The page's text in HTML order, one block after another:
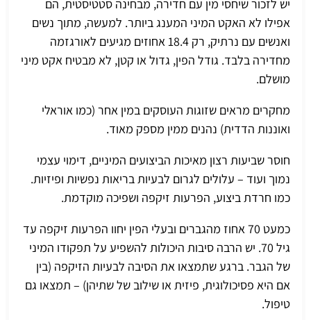
יש לזכור שיחסי מין עם חדירה, מבחינה סטטיסטית, הם
אפילו לא האקט המיני המענג ביותר. למעשה, מתוך נשים
ואנשים עם נרתיק, רק 18.4 אחוזים מגיעים לאורגזמה
מחדירה בלבד. גודל הפין, גדול או קטן, לא מבטיח אקט מיני
מושלם.
מחקרים מראים שזוגות העוסקים במין אחר (כמו אוראלי
ואוננות הדדית) נהנים ממין מספק מאוד.
חוסר שביעות רצון מאיכות הביצועים המיניים, דימוי עצמי
נמוך ועוד – עלולים לגרום לבעיות בריאות נפשיות ופיזיות.
כמו חרדת ביצוע, הפרעות זיקפה ושפיכה מוקדמת.
כמעט 70 אחוז מהגברים ובעלי הפין יחוו הפרעות זיקפה עד
גיל 70. יש הרבה סיבות היכולות להשפיע על תפקודו המיני
של הגבר. ברגע שתמצאו את הסיבה לבעיות הזיקפה (בין
אם היא פסיכולוגית, פיזית או שילוב של שתיהן) – תמצאו גם
טיפול.